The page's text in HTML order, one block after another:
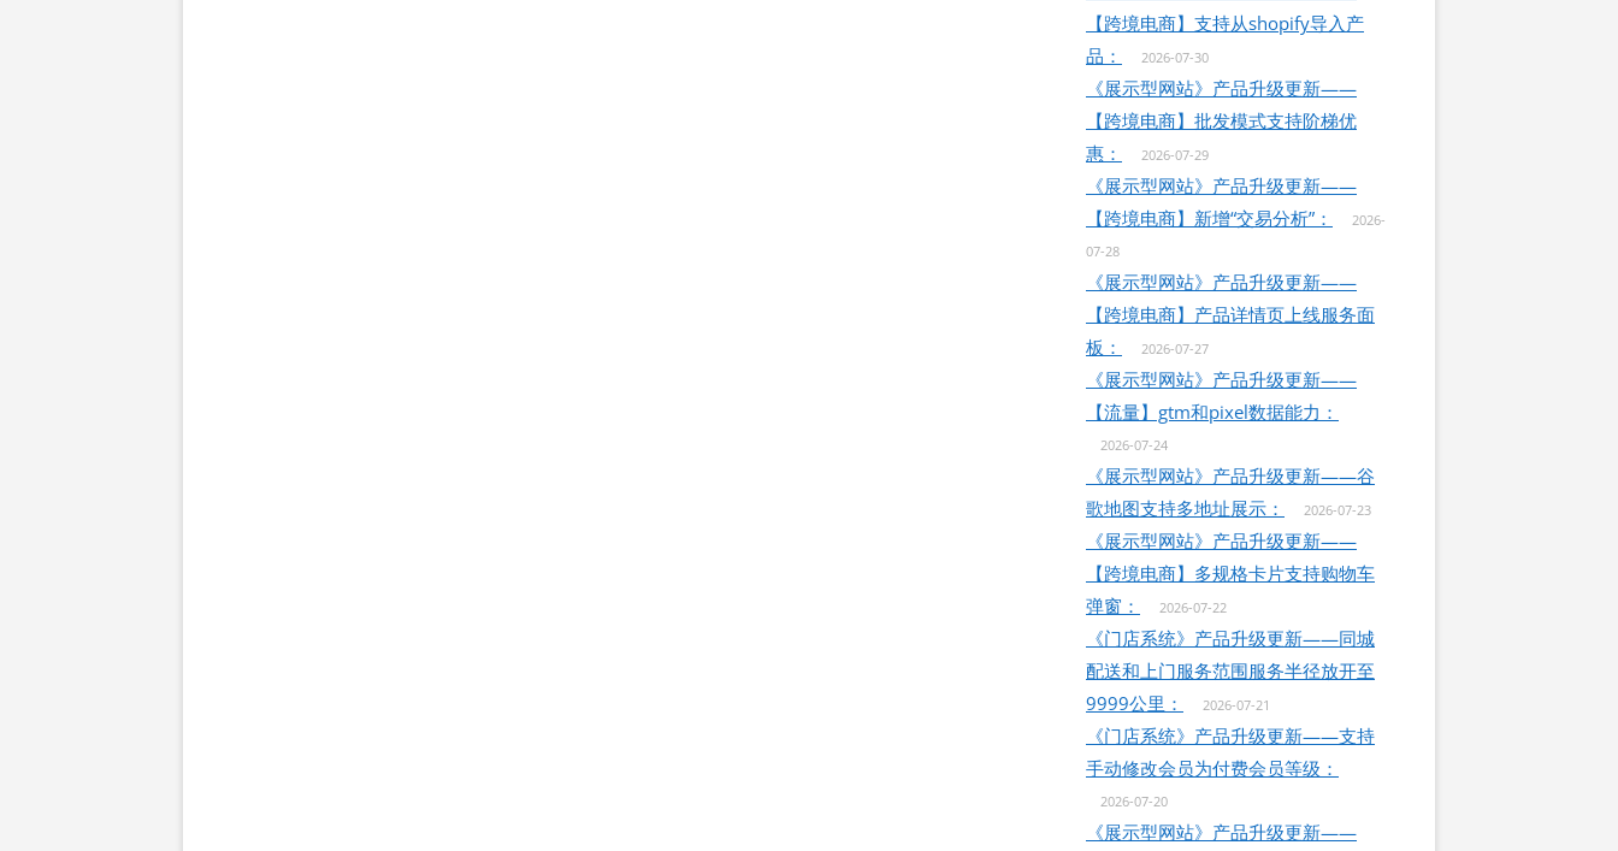
【跨境电商】支持从shopify导入产
品：
2026-07-30
《展示型网站》产品升级更新——
【跨境电商】批发模式支持阶梯优
惠：
2026-07-29
《展示型网站》产品升级更新——
【跨境电商】新增“交易分析”：
2026-
07-28
《展示型网站》产品升级更新——
【跨境电商】产品详情页上线服务面
板：
2026-07-27
《展示型网站》产品升级更新——
【流量】gtm和pixel数据能力：
2026-07-24
《展示型网站》产品升级更新——谷
歌地图支持多地址展示：
2026-07-23
《展示型网站》产品升级更新——
【跨境电商】多规格卡片支持购物车
弹窗：
2026-07-22
《门店系统》产品升级更新——同城
配送和上门服务范围服务半径放开至
9999公里：
2026-07-21
《门店系统》产品升级更新——支持
手动修改会员为付费会员等级：
2026-07-20
《展示型网站》产品升级更新——